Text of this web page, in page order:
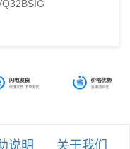
说明 关于我们